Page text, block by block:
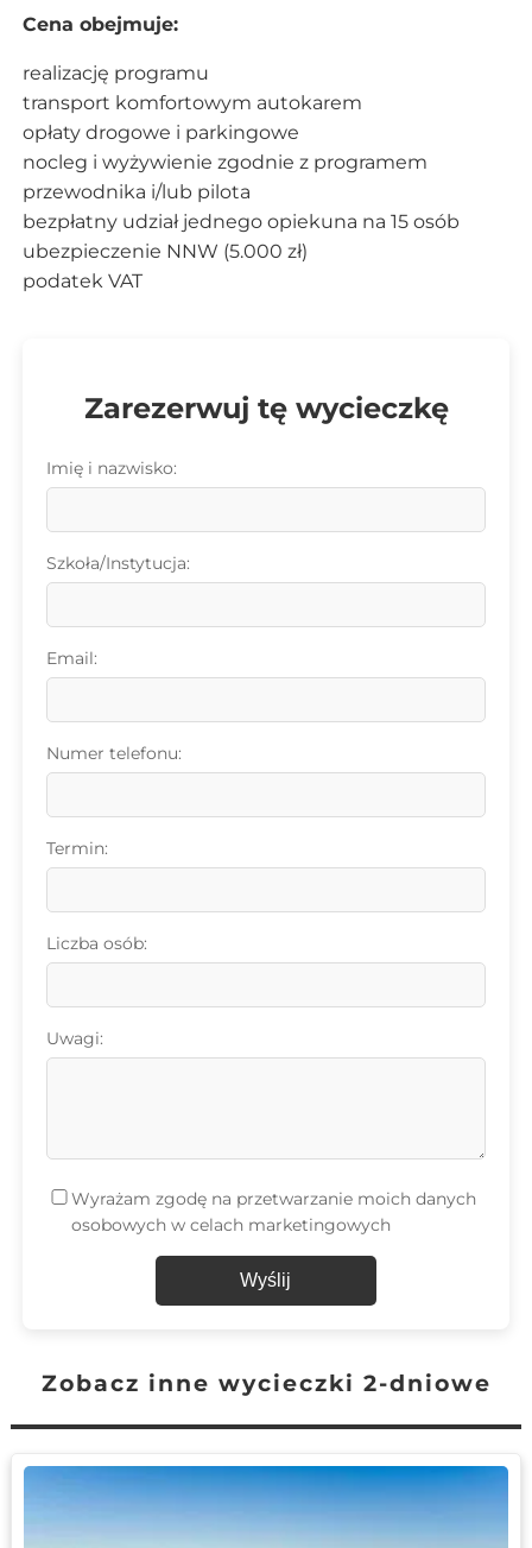
Cena obejmuje:
realizację programu
transport komfortowym autokarem
opłaty drogowe i parkingowe
nocleg i wyżywienie zgodnie z programem
przewodnika i/lub pilota
bezpłatny udział jednego opiekuna na 15 osób
ubezpieczenie NNW (5.000 zł)
podatek VAT
Zarezerwuj tę wycieczkę
Imię i nazwisko:
Szkoła/Instytucja:
Email:
Numer telefonu:
Termin:
Liczba osób:
Uwagi:
Wyrażam zgodę na przetwarzanie moich danych
osobowych w celach marketingowych
Wyślij
Zobacz inne wycieczki 2-dniowe